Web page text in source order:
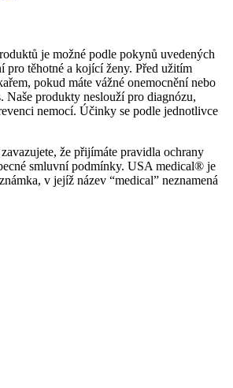
je možné podle pokynů uvedených
pro těhotné a kojící ženy. Před užitím
pokud máte vážné onemocnění nebo
Naše produkty neslouží pro diagnózu,
nemocí. Účinky se podle jednotlivce
že přijímáte pravidla ochrany
smluvní podmínky. USA medical® je
v jejíž název “medical” neznamená